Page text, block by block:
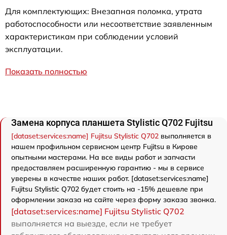
Для комплектующих: Внезапная поломка, утрата
работоспособности или несоответствие заявленным
характеристикам при соблюдении условий
эксплуатации.
Показать полностью
Замена корпуса планшета Stylistic Q702 Fujitsu
[dataset:services:name] Fujitsu Stylistic Q702 выполняется в
нашем профильном сервисном центр Fujitsu в Кирове
опытными мастерами. На все виды работ и запчасти
предоставляем расширенную гарантию - мы в сервисе
уверены в качестве наших работ. [dataset:services:name]
Fujitsu Stylistic Q702 будет стоить на -15% дешевле при
оформлении заказа на сайте через форму заказа звонка.
[dataset:services:name] Fujitsu Stylistic Q702
выполняется на выезде, если не требует